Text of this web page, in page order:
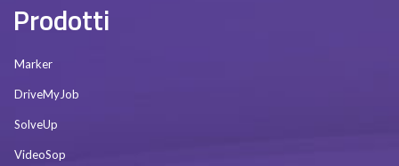
Prodotti
Marker
DriveMyJob
SolveUp
VideoSop